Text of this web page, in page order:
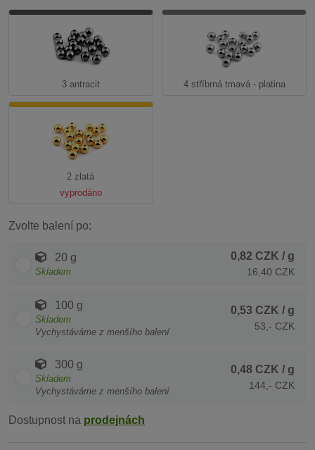
3 antracit 4 stříbrná tmavá - platina
2 zlatá
vyprodáno
Zvolte balení po:
20 g
Skladem
0,82 CZK / g
16,40 CZK
100 g
Skladem
Vychystáváme z menšího balení
0,53 CZK / g
53,- CZK
300 g
Skladem
Vychystáváme z menšího balení
0,48 CZK / g
144,- CZK
Dostupnost na prodejnách